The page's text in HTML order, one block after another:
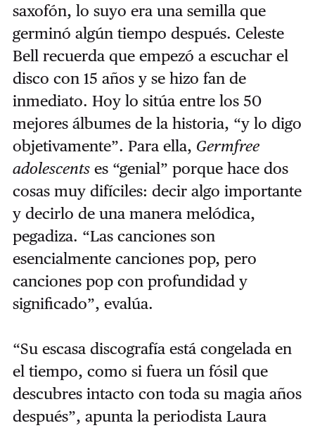
saxofón, lo suyo era una semilla que
germinó algún tiempo después. Celeste
Bell recuerda que empezó a escuchar el
disco con 15 años y se hizo fan de
inmediato. Hoy lo sitúa entre los 50
mejores álbumes de la historia, “y lo digo
objetivamente”. Para ella, Germfree
adolescentses “genial” porque hace dos
cosas muy difíciles: decir algo importante
y decirlo de una manera melódica,
pegadiza. “Las canciones son
esencialmente canciones pop, pero
canciones pop con profundidad y
significado”, evalúa.
“Su escasa discografía está congelada en
el tiempo, como si fuera un fósil que
descubres intacto con toda su magia años
después”, apunta la periodista Laura